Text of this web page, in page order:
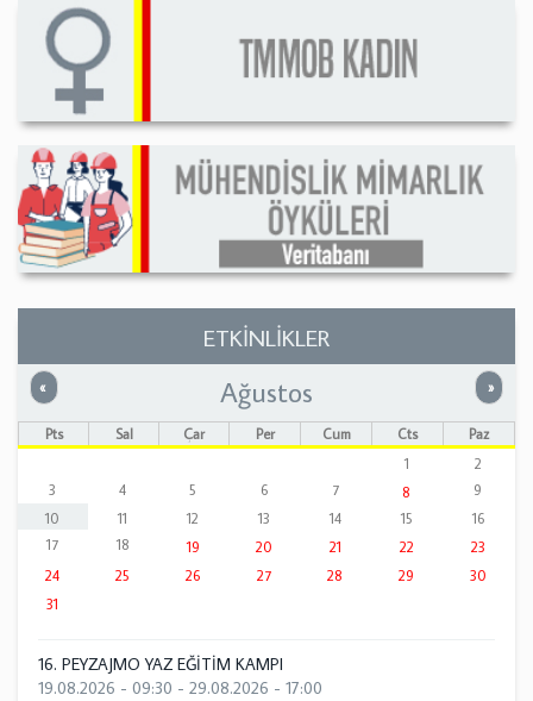
ETKİNLİKLER
« Önceki »
Ağustos
Pts Sal Çar Per Cum Cts
Paz
1
2
3
4 5 6 7 8
9
10
11 12 13 14 15
16
17
18 19 20 21 22
23
24
25 26 27 28 29
30
31
16. PEYZAJMO YAZ EĞİTİM KAMPI
19.08.2026 - 09:30 - 29.08.2026 - 17:00